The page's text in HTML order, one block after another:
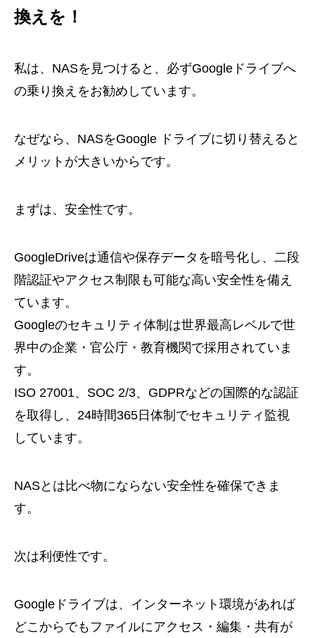
換えを！
私は、NASを見つけると、必ずGoogleドライブへ
の乗り換えをお勧めしています。
なぜなら、NASをGoogle ドライブに切り替えると
メリットが大きいからです。
まずは、安全性です。
GoogleDriveは通信や保存データを暗号化し、二段
階認証やアクセス制限も可能な高い安全性を備え
ています。
Googleのセキュリティ体制は世界最高レベルで世
界中の企業・官公庁・教育機関で採用されていま
す。
ISO 27001、SOC 2/3、GDPRなどの国際的な認証
を取得し、24時間365日体制でセキュリティ監視
しています。
NASとは比べ物にならない安全性を確保できま
す。
次は利便性です。
Googleドライブは、インターネット環境があれば
どこからでもファイルにアクセス・編集・共有が